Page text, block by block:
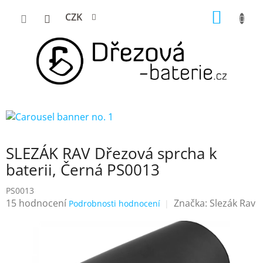
CZK
SLEZÁK RAV Dřezová sprcha k
baterii, Černá PS0013
PS0013
Průměrné
15 hodnocení Podrobnosti hodnocení Značka: Slezák Rav